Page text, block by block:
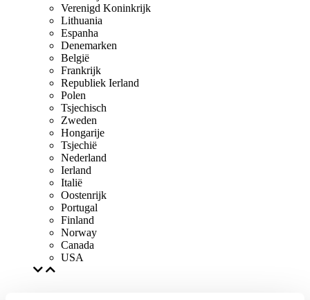
Verenigd Koninkrijk
Lithuania
Espanha
Denemarken
België
Frankrijk
Republiek Ierland
Polen
Tsjechisch
Zweden
Hongarije
Tsjechië
Nederland
Ierland
Italië
Oostenrijk
Portugal
Finland
Norway
Canada
USA